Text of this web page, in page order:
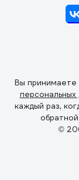
Вы принимаете
персональных
каждый раз,
©